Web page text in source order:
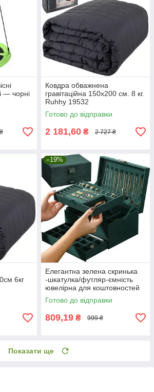
— чорні
Ковдра обважнена
гравітаційна 150х200 см. 8 кг.
Ruhhy 19532
Готово до відправки
2 181,60 ₴ 2 727 ₴
6кг
–19%
Елегантна зелена скринька
-шкатулка/футляр-ємність
ювелірна для коштовностей
Soulima 21954
Готово до відправки
809,19 ₴ 999 ₴
Показати ще